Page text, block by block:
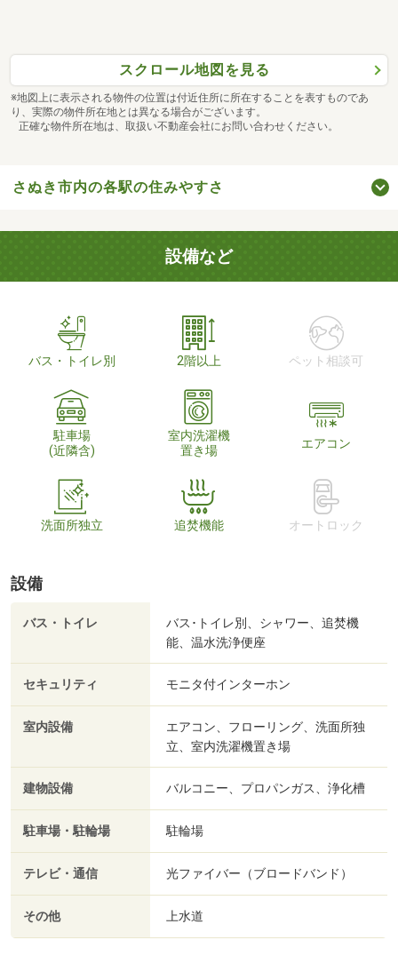
スクロール地図を見る
※地図上に表示される物件の位置は付近住所に所在することを表すものであ
り、実際の物件所在地とは異なる場合がございます。
正確な物件所在地は、取扱い不動産会社にお問い合わせください。
さぬき市内の各駅の住みやすさ
設備など
バス・トイレ別 2階以上 ペット相談可
駐車場
(近隣含)
室内洗濯機
置き場
エアコン
洗面所独立 追焚機能 オートロック
設備
バス・トイレ
バス･トイレ別、シャワー、追焚機
能、温水洗浄便座
セキュリティ モニタ付インターホン
室内設備
エアコン、フローリング、洗面所独
立、室内洗濯機置き場
建物設備 バルコニー、プロパンガス、浄化槽
駐車場・駐輪場 駐輪場
テレビ・通信 光ファイバー（ブロードバンド）
その他 上水道